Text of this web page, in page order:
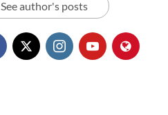
See author's posts